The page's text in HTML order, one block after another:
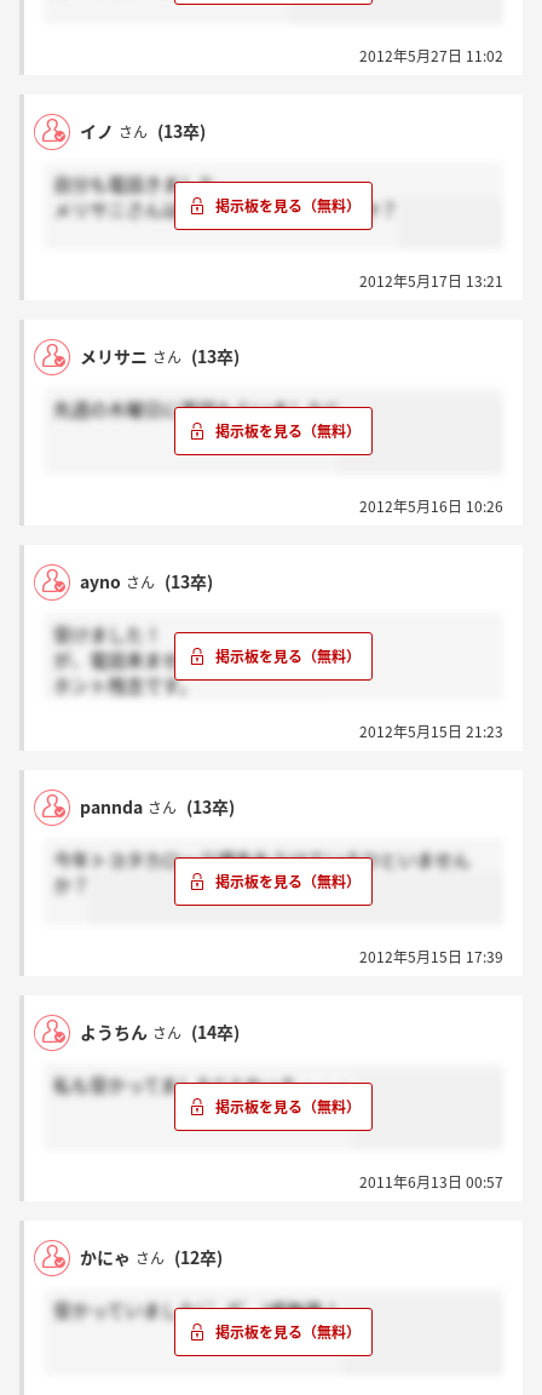
2012年5月27日 11:02
イノ さん (13卒)
自分も電話きました。
メリサニさんは店舗見学とかしましたか？
2012年5月17日 13:21
メリサニ さん (13卒)
先週の木曜日に電話もらいました!!
2012年5月16日 10:26
ayno さん (13卒)
受けました！
が、電話来ませんでした～。
ホント残念です。
2012年5月15日 21:23
pannda さん (13卒)
今年トヨタカローラ博多をうけているひといません
か？
2012年5月15日 17:39
ようちん さん (14卒)
私も受かってました!!よかった・・・
2011年6月13日 00:57
かにゃ さん (12卒)
受かっていました( ゜Д゜ )感無量！